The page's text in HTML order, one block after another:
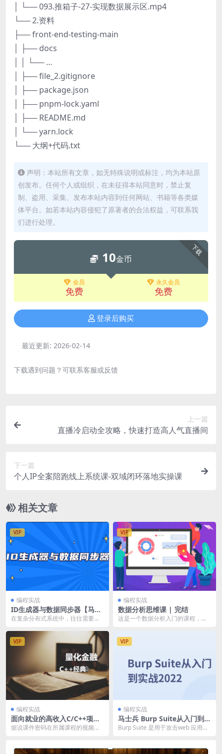
│ └── 093.推箱子-27-实现数据展示区.mp4
└── 2.资料
├── front-end-testing-main
│ ├── docs
│ │ └── …
│ ├── file_2.gitignore
│ ├── package.json
│ ├── pnpm-lock.yaml
│ ├── README.md
│ └── yarn.lock
└── 大纲+代码.txt
声明：本站所有文章，如无特殊说明或标注，均为本站原
创发布。任何个人或组织，在未征得本站同意时，禁止复
制、盗用、采集、发布本站内容到任何网站、书籍等各类媒
体平台。如若本站内容侵犯了原著者的合法权益，可联系我
们进行处理。
下载
10金币
会员
免费
永久会员
免费
登录后购买
最近更新: 2026-02-14
下载遇到问题？可联系客服或反馈
上一篇
直播冷启动全攻略，快速打造高人气直播间
下一篇
个人IP全案陪跑线上系统课-双域闭环落地实操课
相关文章
VIP
编程实战
ID生成器与数据同步器【马士
兵教育】| 完结
在复杂分布式系统中，往往需要对
如在金融、支付、餐饮...
VIP
编程实战
数据分析思维课 | 完结
这是一个数据分析入门的课程，这
VIP
编程实战
面向就业的高收入C/C++项目
量化金融岗
据说课件密码在所属课程的视频里
VIP
编程实战
马士兵 Burp Suite从入门到实
战2022 | 完结
Burp Suite 是用于攻击web 应用程